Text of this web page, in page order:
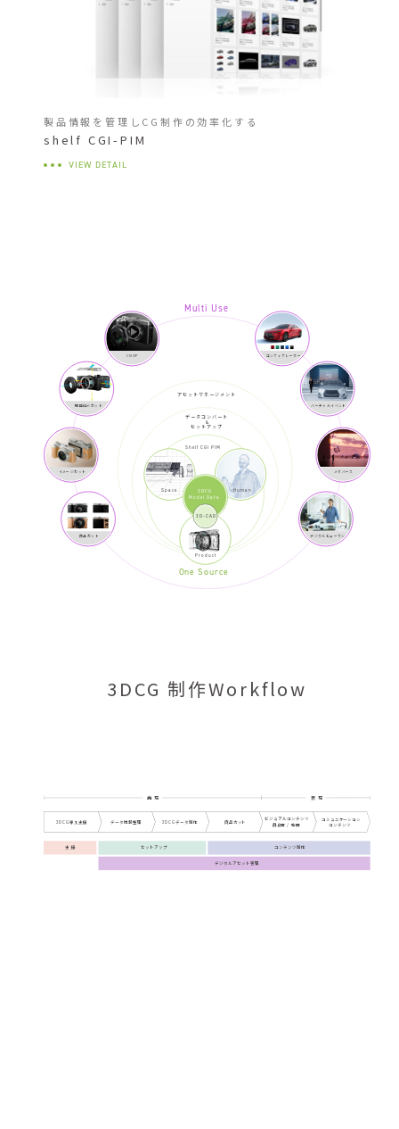
製品情報を管理しCG制作の効率化する
shelf CGI-PIM
VIEW DETAIL
Product
Human
Space 3DCG
Model Data
3D-CAD
Shelf CGI PIM
One Source
データコンバート
&
セットアップ
アセットマネージメント
商品カット
イメージカット
機能紹介カット
CM/VP コンフィグレーター
バーチャルイベント
メタバース
デジタルヒューマン
Multi Use
3DCG 制作Workflow
表 現
再 現
3DCG導入支援 データ情報整理 3DCGデータ制作 商品カット
ビジュアルコンテンツ
静止画 / 動画
コミュニケーション
コンテンツ
支 援 セットアップ コンテンツ制作
デジタルアセット管理